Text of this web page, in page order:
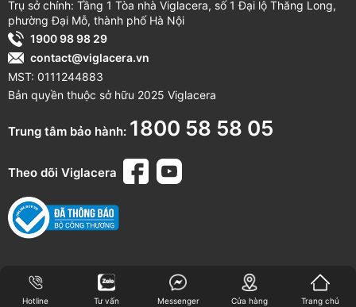
Trụ sở chính: Tầng 1 Tòa nhà Viglacera, số 1 Đại lộ Thăng Long,
phường Đại Mỗ, thành phố Hà Nội
1900 98 98 29
contact@viglacera.vn
MST: 0111244883
Bản quyền thuộc sở hữu 2025 Viglacera
Trung tâm bảo hành: 1800 58 58 05
Theo dõi Viglacera
Hotline Tư vấn Messenger Cửa hàng Trang chủ